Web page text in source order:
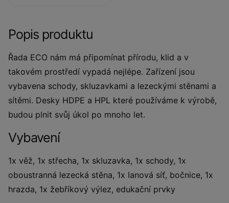
Popis produktu
Řada ECO nám má připomínat přírodu, klid a v
takovém prostředí vypadá nejlépe. Zařízení jsou
vybavena schody, skluzavkami a lezeckými stěnami a
sítěmi. Desky HDPE a HPL které používáme k výrobě,
budou plnit svůj úkol po mnoho let.
Vybavení
1x věž, 1x střecha, 1x skluzavka, 1x schody, 1x
oboustranná lezecká stěna, 1x lanová síť, bočnice, 1x
hrazda, 1x žebříkový výlez, edukační prvky